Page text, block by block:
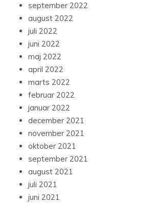
september 2022
august 2022
juli 2022
juni 2022
maj 2022
april 2022
marts 2022
februar 2022
januar 2022
december 2021
november 2021
oktober 2021
september 2021
august 2021
juli 2021
juni 2021